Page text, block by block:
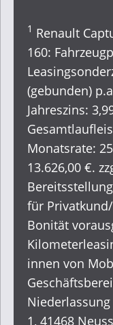
1 Renault
160:
(gebunden)
Jahreszins:
Monatsrate:
13.626,00 €.
für
Bonität
innen von
1, 41468